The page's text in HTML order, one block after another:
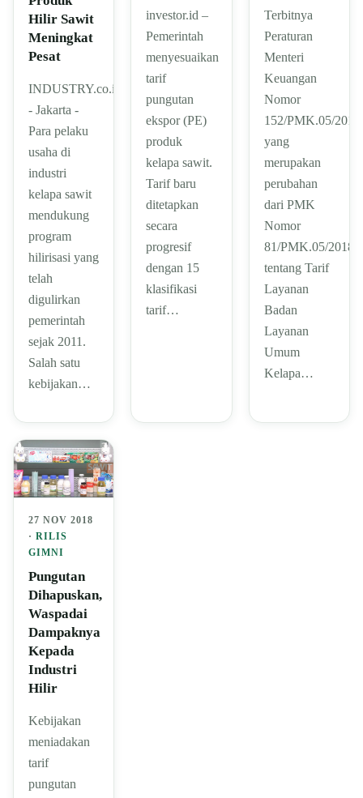
Hilir Sawit
Meningkat
Pesat
INDUSTRY.co.id
- Jakarta -
Para pelaku
usaha di
industri
kelapa sawit
mendukung
program
hilirisasi yang
telah
digulirkan
pemerintah
sejak 2011.
Salah satu
kebijakan…
investor.id –
Pemerintah
menyesuaikan
tarif
pungutan
ekspor (PE)
produk
kelapa sawit.
Tarif baru
ditetapkan
secara
progresif
dengan 15
klasifikasi
tarif…
Terbitnya
Peraturan
Menteri
Keuangan
Nomor
152/PMK.05/2018
yang
merupakan
perubahan
dari PMK
Nomor
81/PMK.05/2018
tentang Tarif
Layanan
Badan
Layanan
Umum
Kelapa…
27 NOV 2018
· RILIS
GIMNI
Pungutan
Dihapuskan,
Waspadai
Dampaknya
Kepada
Industri
Hilir
Kebijakan
meniadakan
tarif
pungutan